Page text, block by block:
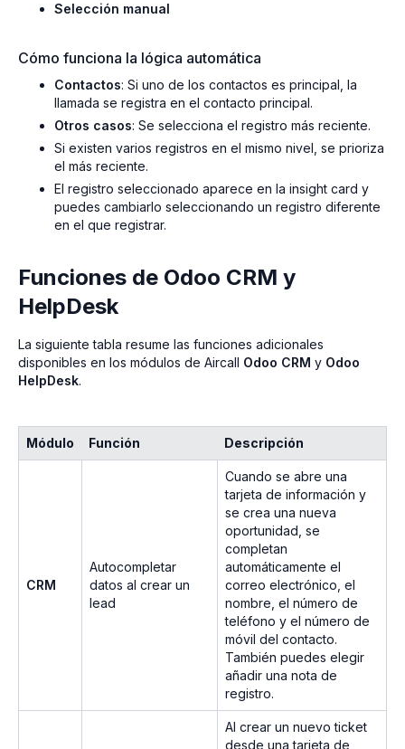
Selección manual
Cómo funciona la lógica automática
Contactos: Si uno de los contactos es principal, la
llamada se registra en el contacto principal.
Otros casos: Se selecciona el registro más reciente.
Si existen varios registros en el mismo nivel, se prioriza
el más reciente.
El registro seleccionado aparece en la insight card y
puedes cambiarlo seleccionando un registro diferente
en el que registrar.
Funciones de Odoo CRM y
HelpDesk
La siguiente tabla resume las funciones adicionales
disponibles en los módulos de Aircall Odoo CRM y Odoo
HelpDesk.
Módulo Función Descripción
CRM
Autocompletar
datos al crear un
lead
Cuando se abre una
tarjeta de información y
se crea una nueva
oportunidad, se
completan
automáticamente el
correo electrónico, el
nombre, el número de
teléfono y el número de
móvil del contacto.
También puedes elegir
añadir una nota de
registro.
Al crear un nuevo ticket
desde una tarjeta de